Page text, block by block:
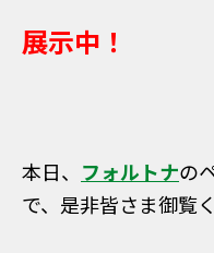
展示中！
本日、 フォルトナの
で、是非皆さま御覧